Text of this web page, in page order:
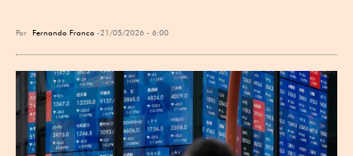
Por Fernando Franco 21/05/2026 - 6:00